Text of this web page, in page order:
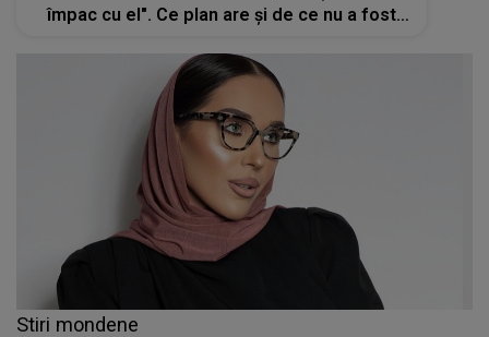
împac cu el". Ce plan are și de ce nu a fost
Stiri mondene